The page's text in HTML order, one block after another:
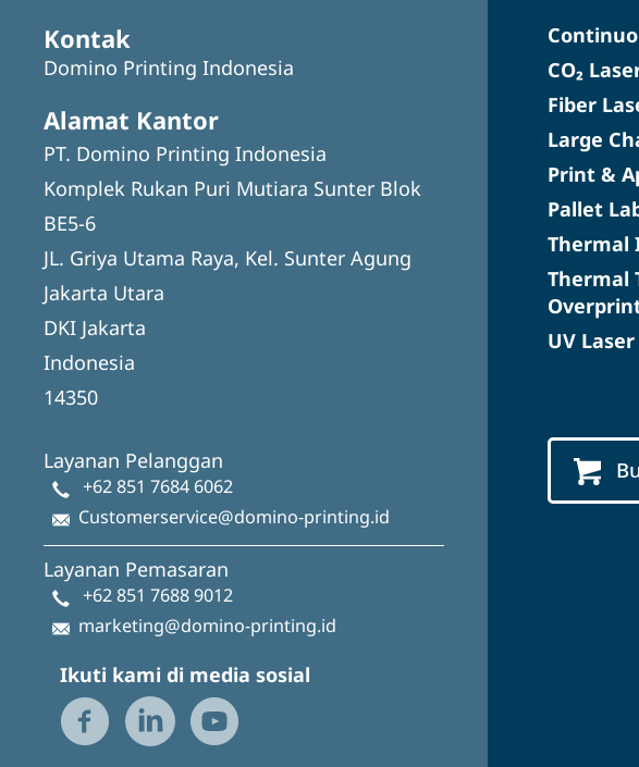
Kontak
Domino Printing Indonesia
Alamat Kantor
PT. Domino Printing Indonesia
Komplek Rukan Puri Mutiara Sunter Blok
BE5-6
JL. Griya Utama Raya, Kel. Sunter Agung
Jakarta Utara
DKI Jakarta
Indonesia
14350
Layanan Pelanggan
+62 851 7684 6062
Customerservice@domino-printing.id
Layanan Pemasaran
+62 851 7688 9012
marketing@domino-printing.id
Ikuti kami di media sosial
CO₂
Fiber
Large
Print &
Pallet
Thermal
Thermal
UV Laser